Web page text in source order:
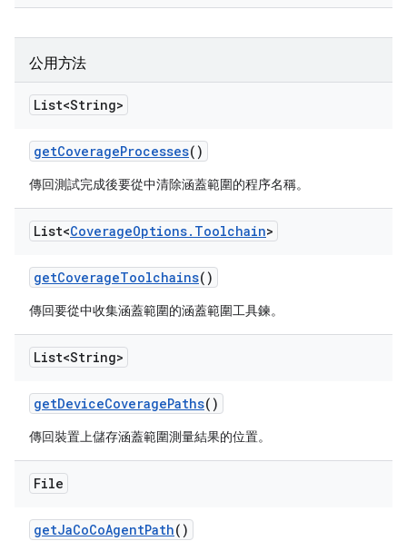
公用方法
List<String>
getCoverageProcesses()
傳回測試完成後要從中清除涵蓋範圍的程序名稱。
List<CoverageOptions. Toolchain>
getCoverageToolchains()
傳回要從中收集涵蓋範圍的涵蓋範圍工具鍊。
List<String>
getDeviceCoveragePaths()
傳回裝置上儲存涵蓋範圍測量結果的位置。
File
getJaCoCoAgentPath()